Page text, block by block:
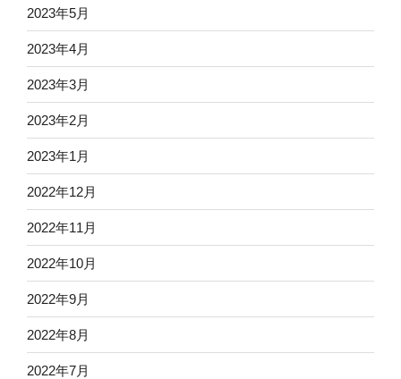
2023年5月
2023年4月
2023年3月
2023年2月
2023年1月
2022年12月
2022年11月
2022年10月
2022年9月
2022年8月
2022年7月